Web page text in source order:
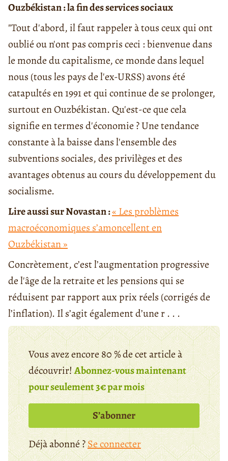
Ouzbékistan : la fin des services sociaux
"Tout d'abord, il faut rappeler à tous ceux qui ont
oublié ou n'ont pas compris ceci : bienvenue dans
le monde du capitalisme, ce monde dans lequel
nous (tous les pays de l'ex-URSS) avons été
catapultés en 1991 et qui continue de se prolonger,
surtout en Ouzbékistan. Qu'est-ce que cela
signifie en termes d'économie ? Une tendance
constante à la baisse dans l'ensemble des
subventions sociales, des privilèges et des
avantages obtenus au cours du développement du
socialisme.
Lire aussi sur Novastan :« Les problèmes
macroéconomiques s’amoncellent en
Ouzbékistan »
Concrètement, c’est l’augmentation progressive
de l'âge de la retraite et les pensions qui se
réduisent par rapport aux prix réels (corrigés de
l’inflation). Il s’agit également d’une r . . .
Vous avez encore 80 % de cet article à
découvrir!Abonnez-vous maintenant
pour seulement 3€ par mois
S’abonner
Déjà abonné ?Se connecter